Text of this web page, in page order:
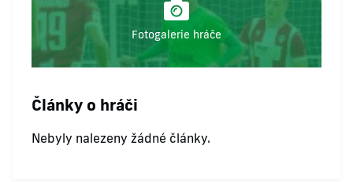
Fotogalerie hráče
Články o hráči
Nebyly nalezeny žádné články.